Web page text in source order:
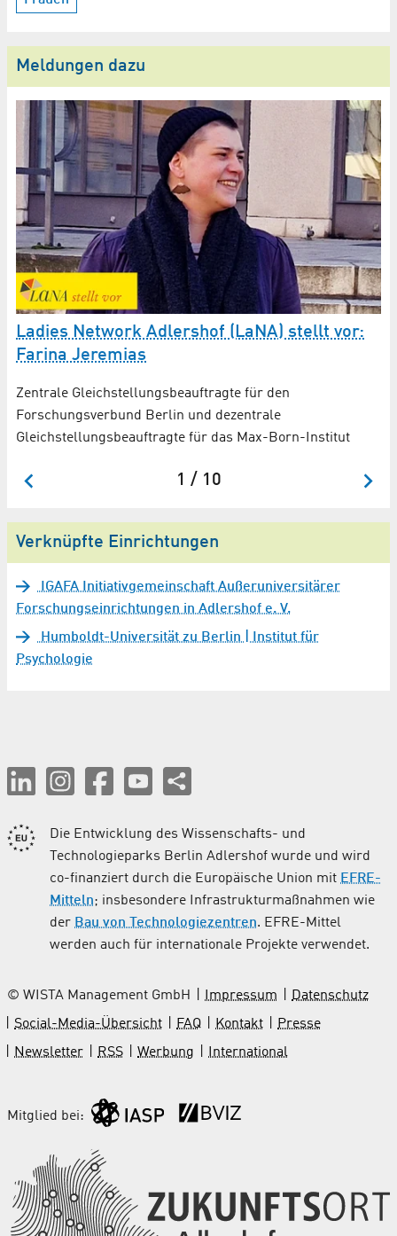
Meldungen dazu
Ladies Network Adlershof (LaNA) stellt vor:
Farina Jeremias
Zentrale Gleichstellungsbeauftragte für den
Forschungsverbund Berlin und dezentrale
Gleichstellungsbeauftragte für das Max-Born-Institut
1 / 10
Verknüpfte Einrichtungen
IGAFA Initiativgemeinschaft Außeruniversitärer
Forschungseinrichtungen in Adlershof e. V.
Humboldt-Universität zu Berlin | Institut für
Psychologie
Die Entwicklung des Wissenschafts- und
Technologieparks Berlin Adlershof wurde und wird
co-finanziert durch die Europäische Union mit EFRE-
Mitteln; insbesondere Infrastrukturmaßnahmen wie
der Bau von Technologiezentren. EFRE-Mittel
werden auch für internationale Projekte verwendet.
© WISTA Management GmbH Impressum
Datenschutz
Social-Media-Übersicht
FAQ Kontakt
Presse
Newsletter
RSS Werbung International
Mitglied bei: